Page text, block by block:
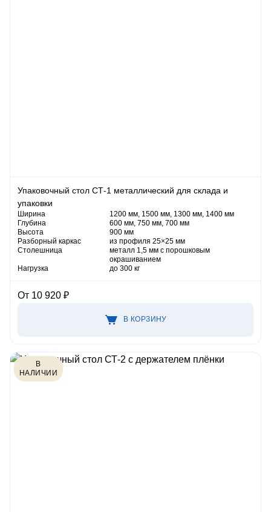
Упаковочный стол СТ-1 металлический для склада и
упаковки
Ширина
1200 мм, 1500 мм, 1300 мм, 1400 мм
Глубина
600 мм, 750 мм, 700 мм
Высота
900 мм
Разборный каркас
из профиля 25×25 мм
Столешница
металл 1,5 мм с порошковым
окрашиванием
Нагрузка
до 300 кг
От 10 920 ₽
В КОРЗИНУ
В
НАЛИЧИИ